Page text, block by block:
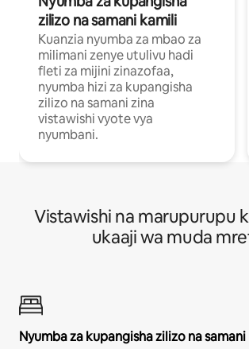
zilizo na samani kamili
Kuanzia nyumba za mbao za
milimani zenye utulivu hadi
fleti za mijini zinazofaa,
nyumba hizi za kupangisha
zilizo na samani zina
vistawishi vyote vya
nyumbani.
Vistawishi na marupurupu
ukaaji wa muda
Nyumba za kupangisha zilizo na samani